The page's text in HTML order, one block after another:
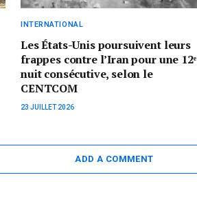
INTERNATIONAL
Les États-Unis poursuivent leurs
frappes contre l’Iran pour une 12ᵉ
nuit consécutive, selon le
CENTCOM
23 JUILLET 2026
ADD A COMMENT